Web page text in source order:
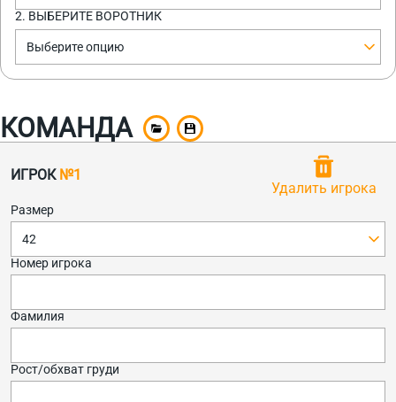
2. ВЫБЕРИТЕ ВОРОТНИК
Выберите опцию
КОМАНДА
ИГРОК №1
Удалить игрока
Размер
42
Номер игрока
Фамилия
Рост/обхват груди